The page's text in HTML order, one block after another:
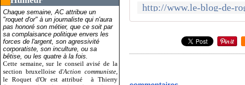
Chaque semaine, AC attribue un
"roquet d'or" à un journaliste qui n'aura
pas honoré son métier, que ce soit par
sa complaisance politique envers les
forces de l'argent, son agressivité
corporatiste, son inculture, ou sa
bêtise, ou les quatre à la fois.
Cette semaine, sur le conseil avisé de la
section bruxelloise d'Action communiste,
le Roquet d'Or est attribué
à Thierry